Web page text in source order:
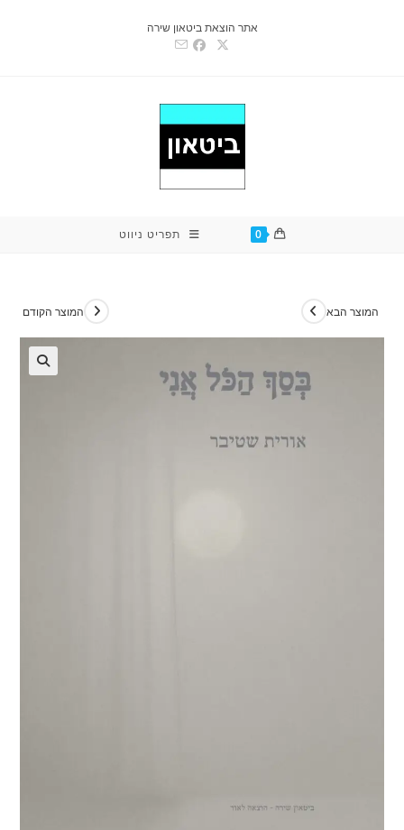
אתר הוצאת ביטאון שירה
0 תפריט ניווט
המוצר הקודם המוצר הבא